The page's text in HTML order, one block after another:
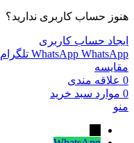
هنوز حساب کاربری ندارید؟
ایجاد حساب کاربری
WhatsApp WhatsApp
تلگرام
مقایسه
0 علاقه مندی
0 موارد سبد خرید
منو